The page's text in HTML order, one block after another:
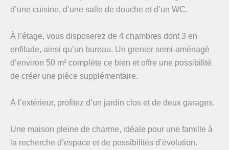
d’une cuisine, d’une salle de douche et d’un WC.
À l’étage, vous disposerez de 4 chambres dont 3 en
enfilade, ainsi qu’un bureau. Un grenier semi-aménagé
d’environ 50 m² complète ce bien et offre une possibilité
de créer une pièce supplémentaire.
À l’extérieur, profitez d’un jardin clos et de deux garages.
Une maison pleine de charme, idéale pour une famille à
la recherche d’espace et de possibilités d’évolution.